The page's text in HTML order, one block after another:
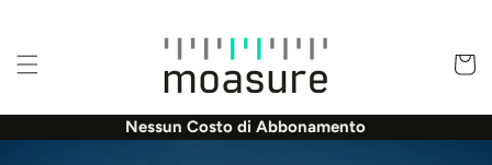
Carrello
Consegna gratuita